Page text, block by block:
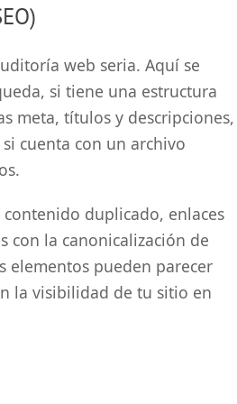
web seria. Aquí se
si tiene una estructura
meta, títulos y descripciones,
cuenta con un archivo
duplicado, enlaces
con la canonicalización de
elementos pueden parecer
la visibilidad de tu sitio en